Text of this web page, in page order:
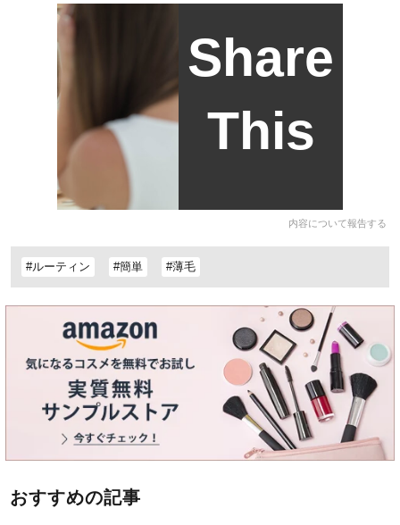
Share
This
内容について報告する
#ルーティン #簡単 #薄毛
おすすめの記事